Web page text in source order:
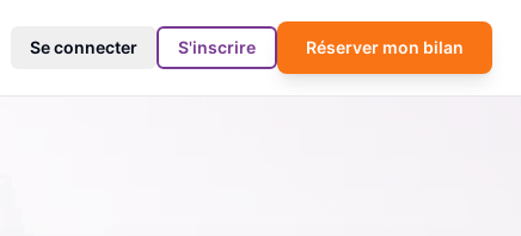
Se connecter S'inscrire Réserver mon bilan